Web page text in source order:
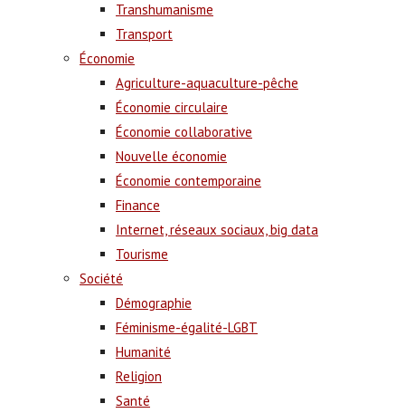
Transhumanisme
Transport
Économie
Agriculture-aquaculture-pêche
Économie circulaire
Économie collaborative
Nouvelle économie
Économie contemporaine
Finance
Internet, réseaux sociaux, big data
Tourisme
Société
Démographie
Féminisme-égalité-LGBT
Humanité
Religion
Santé